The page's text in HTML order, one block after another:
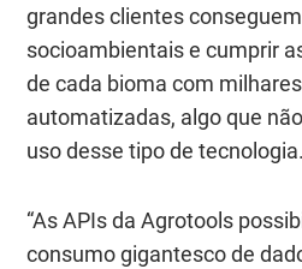
grandes clientes
socioambientais e cumprir
de cada bioma com
automatizadas, algo que
uso desse tipo de tecnologia.
“As APIs da Agrotools
consumo gigantesco de